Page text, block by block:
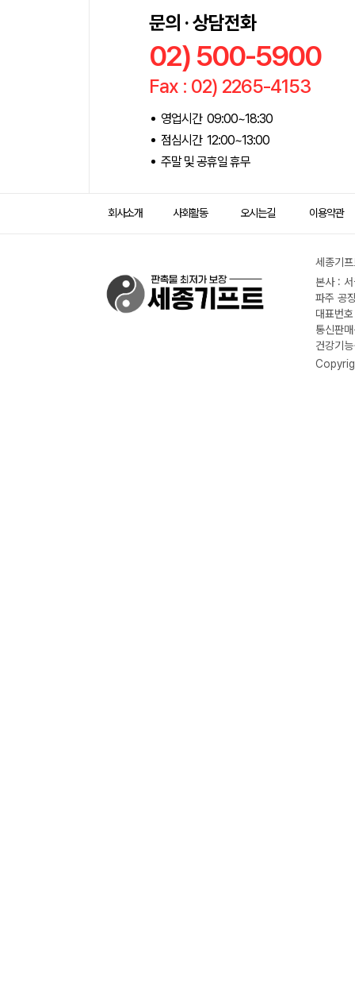
문의 · 상담전화
02) 500-5900
Fax : 02) 2265-4153
영업시간 09:00~18:30
점심시간 12:00~13:00
주말 및 공휴일 휴무
회사소개 사회활동 오시는길 이용약관
세종기
본사 :
파주 공
대표번
통신판
건강기